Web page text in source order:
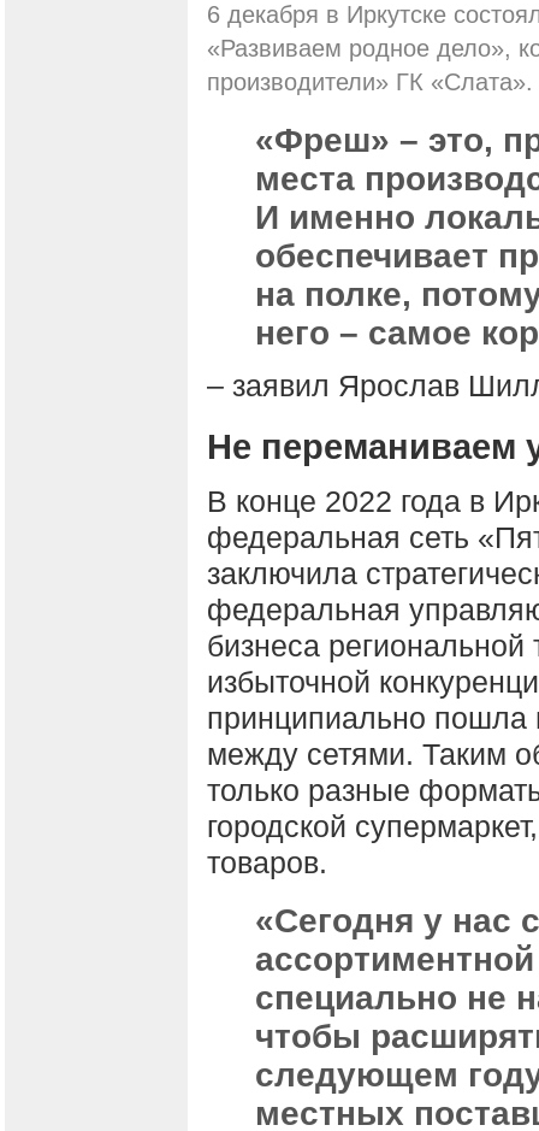
6 декабря в Иркутске
«Развиваем родное дело»,
производители» ГК
«Фреш» – это,
места
И именно
обеспечивает
на полке,
него – самое
– заявил Ярослав
Не переманиваем
В конце 2022 года в
федеральная сеть
заключила
федеральная
бизнеса региональной
избыточной
принципиально пошла
между сетями. Таким
только разные
городской
товаров.
«Сегодня у нас
специально не
чтобы
следующем
местных